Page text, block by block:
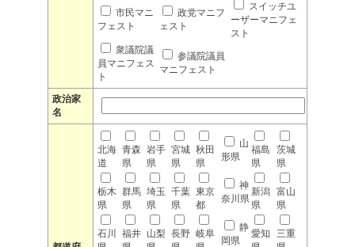
市民マニ
フェスト
政党マニフ
ェスト
スイッチユ
ーザーマニフェ
スト
衆議院議
員マニフェス
ト
参議院議員
マニフェスト
政治家
名
北海
道
青森
県
岩手
県
宮城
県
秋田
県
山
形県
福島
県
茨城
県
栃木
県
群馬
県
埼玉
県
千葉
県
東京
都
神
奈川県
新潟
県
富山
県
石川
福井 山梨 長野 岐阜
静
岡県
愛知
三重